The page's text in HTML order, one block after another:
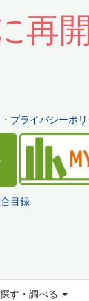
再
プライバシーポ
目録
探す・調べる